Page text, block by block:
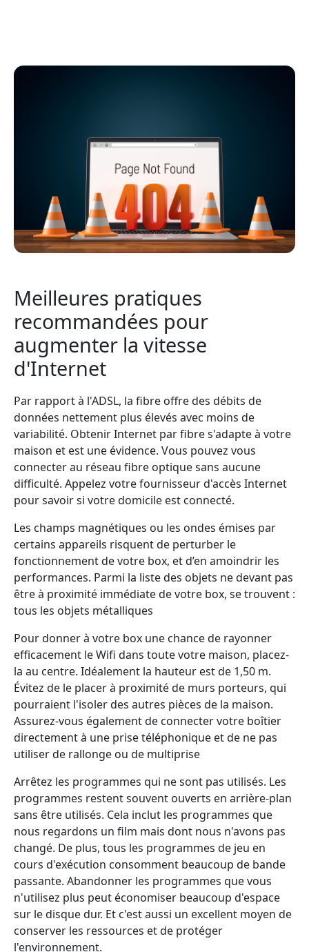
Meilleures pratiques
recommandées pour
augmenter la vitesse
d'Internet
Par rapport à l'ADSL, la fibre offre des débits de
données nettement plus élevés avec moins de
variabilité. Obtenir Internet par fibre s'adapte à votre
maison et est une évidence. Vous pouvez vous
connecter au réseau fibre optique sans aucune
difficulté. Appelez votre fournisseur d'accès Internet
pour savoir si votre domicile est connecté.
Les champs magnétiques ou les ondes émises par
certains appareils risquent de perturber le
fonctionnement de votre box, et d’en amoindrir les
performances. Parmi la liste des objets ne devant pas
être à proximité immédiate de votre box, se trouvent :
tous les objets métalliques
Pour donner à votre box une chance de rayonner
efficacement le Wifi dans toute votre maison, placez-
la au centre. Idéalement la hauteur est de 1,50 m.
Évitez de le placer à proximité de murs porteurs, qui
pourraient l'isoler des autres pièces de la maison.
Assurez-vous également de connecter votre boîtier
directement à une prise téléphonique et de ne pas
utiliser de rallonge ou de multiprise
Arrêtez les programmes qui ne sont pas utilisés. Les
programmes restent souvent ouverts en arrière-plan
sans être utilisés. Cela inclut les programmes que
nous regardons un film mais dont nous n'avons pas
changé. De plus, tous les programmes de jeu en
cours d'exécution consomment beaucoup de bande
passante. Abandonner les programmes que vous
n'utilisez plus peut économiser beaucoup d'espace
sur le disque dur. Et c'est aussi un excellent moyen de
conserver les ressources et de protéger
l'environnement.